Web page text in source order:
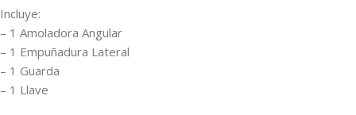
Incluye:
– 1 Amoladora Angular
– 1 Empuñadura Lateral
– 1 Guarda
– 1 Llave